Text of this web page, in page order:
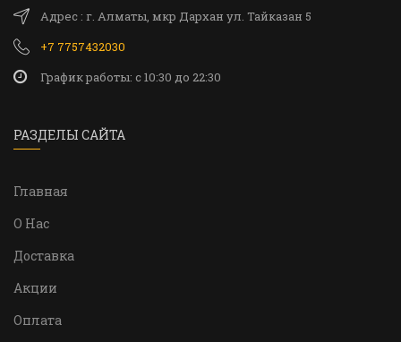
Адрес : г. Алматы, мкр Дархан ул. Тайказан 5
+7 7757432030
График работы: c 10:30 до 22:30
РАЗДЕЛЫ САЙТА
Главная
О Нас
Доставка
Акции
Оплата